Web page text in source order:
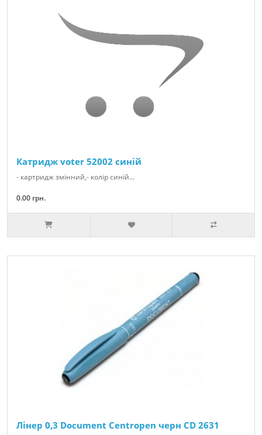
Катридж voter 52002 синій
- картридж змінний,- колір синій...
0.00 грн.
Лінер 0,3 Document Centropen черн CD 2631